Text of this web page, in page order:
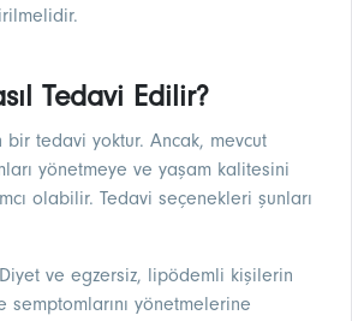
Tedavi Edilir?
bir tedavi yoktur. Ancak, mevcut
yönetmeye ve yaşam kalitesini
olabilir. Tedavi seçenekleri şunları
Diyet ve egzersiz, lipödemli kişilerin
semptomlarını yönetmelerine